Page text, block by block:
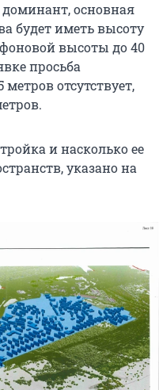
основная
будет иметь высоту
высоты до 40
просьба
отсутствует,
и насколько ее
указано на